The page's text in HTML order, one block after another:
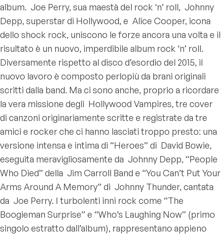
album. Joe Perry, sua maestà del rock ‘n’ roll, Johnny
Depp, superstar di Hollywood, e Alice Cooper, icona
dello shock rock, uniscono le forze ancora una volta e il
risultato è un nuovo, imperdibile album rock ‘n’ roll.
Diversamente rispetto al disco d’esordio del 2015, il
nuovo lavoro è composto perlopiù da brani originali
scritti dalla band. Ma ci sono anche, proprio a ricordare
la vera missione degli Hollywood Vampires, tre cover
di canzoni originariamente scritte e registrate da tre
amici e rocker che ci hanno lasciati troppo presto: una
versione intensa e intima di “Heroes” di David Bowie,
eseguita meravigliosamente da Johnny Depp, “People
Who Died” della Jim Carroll Band e “You Can’t Put Your
Arms Around A Memory” di Johnny Thunder, cantata
da Joe Perry. I turbolenti inni rock come “The
Boogieman Surprise” e “Who’s Laughing Now” (primo
singolo estratto dall’album), rappresentano appieno